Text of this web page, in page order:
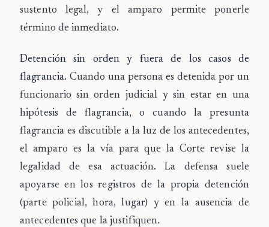
sustento legal, y el amparo permite ponerle
término de inmediato.
Detención sin orden y fuera de los casos de
flagrancia. Cuando una persona es detenida por un
funcionario sin orden judicial y sin estar en una
hipótesis de flagrancia, o cuando la presunta
flagrancia es discutible a la luz de los antecedentes,
el amparo es la vía para que la Corte revise la
legalidad de esa actuación. La defensa suele
apoyarse en los registros de la propia detención
(parte policial, hora, lugar) y en la ausencia de
antecedentes que la justifiquen.